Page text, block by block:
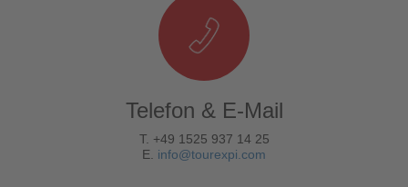
Telefon & E-Mail
T. +49 1525 937 14 25
E. info@tourexpi.com